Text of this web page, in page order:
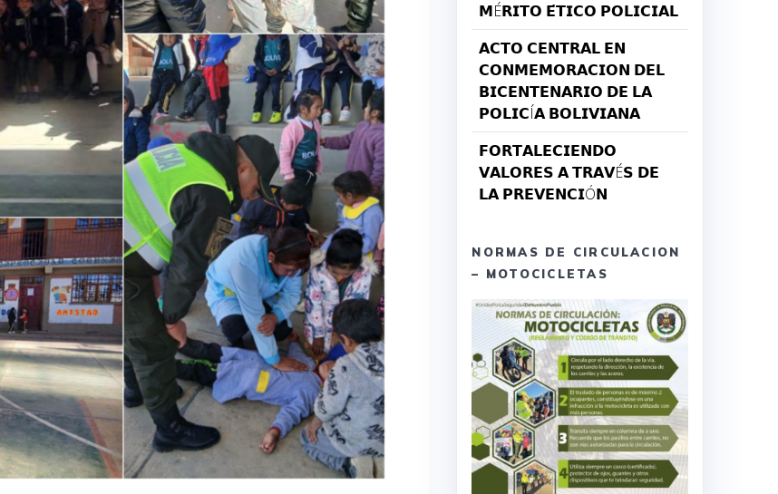
𝗠É𝗥𝗜𝗧𝗢 𝗘́𝗧𝗜𝗖𝗢 𝗣𝗢𝗟𝗜𝗖𝗜𝗔𝗟
𝗔𝗖𝗧𝗢 𝗖𝗘𝗡𝗧𝗥𝗔𝗟 𝗘𝗡
𝗖𝗢𝗡𝗠𝗘𝗠𝗢𝗥𝗔𝗖𝗜𝗢𝗡 𝗗𝗘𝗟
𝗕𝗜𝗖𝗘𝗡𝗧𝗘𝗡𝗔𝗥𝗜𝗢 𝗗𝗘 𝗟𝗔
𝗣𝗢𝗟𝗜𝗖Í𝗔 𝗕𝗢𝗟𝗜𝗩𝗜𝗔𝗡𝗔
𝗙𝗢𝗥𝗧𝗔𝗟𝗘𝗖𝗜𝗘𝗡𝗗𝗢
𝗩𝗔𝗟𝗢𝗥𝗘𝗦 𝗔 𝗧𝗥𝗔𝗩É𝗦 𝗗𝗘
𝗟𝗔 𝗣𝗥𝗘𝗩𝗘𝗡𝗖𝗜Ó𝗡
NORMAS DE CIRCULACION
– MOTOCICLETAS